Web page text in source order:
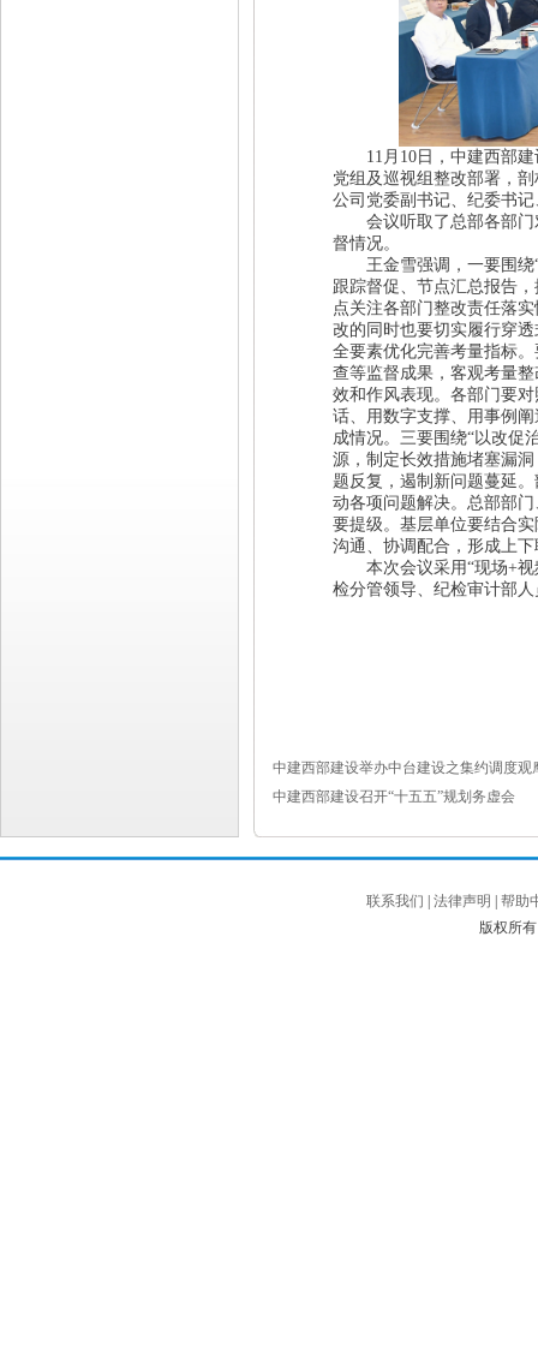
11月10日，中建西部建
党组及巡视组整改部署，
公司党委副书记、纪委书
会议听取了总部各部门
督情况。
王金雪强调， 一要围绕
跟踪督促、节点汇总报告
点关注各部门整改责任落
改的同时也要切实履行穿
全要素优化完善考量指标。
查等监督成果，客观考量
效和作风表现。各部门要
话、用数字支撑、用事例
成情况。 三要围绕“以改促
源，制定长效措施堵塞漏
题反复，遏制新问题蔓延
动各项问题解决。总部部
要提级。基层单位要结合
沟通、协调配合，形成上
本次会议采用“现场+视
检分管领导、纪检审计部
中建西部建设举办中台建设之集约调度观
中建西部建设召开“十五五”规划务虚会
联系我们 法律声明
帮助
版权所